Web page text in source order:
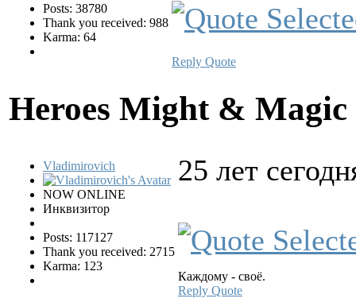
Posts: 38780
Thank you received: 988
Karma: 64
Reply Quote
Heroes Might &
Vladimirovich
NOW ONLINE
Инквизитор
Posts: 117127
Thank you received: 2715
Karma: 123
25 лет
Каждому - своё.
Reply Quote